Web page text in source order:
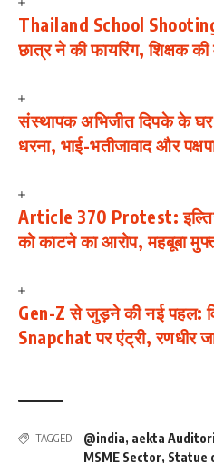
Thailand School
छात्र ने की फायरिंग, शिक्षक
संस्थापक अभिजीत दिपके के घर
धरना, भाई-भतीजावाद और
Article 370 Protest:
को काटने का आरोप, महबूबा
Gen-Z से जुड़ने की नई पहल:
Snapchat पर एंट्री, रणधीर
TAGGED: @india, aekta
MSME Sector, Statue